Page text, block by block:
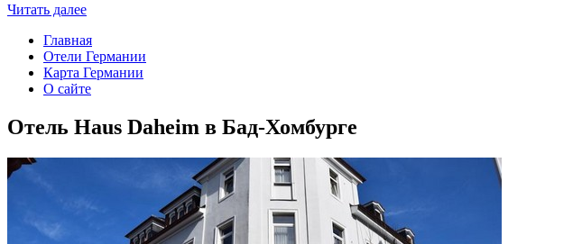
Читать далее
Главная
Отели Германии
Карта Германии
О сайте
Отель Haus Daheim в Бад-Хомбурге